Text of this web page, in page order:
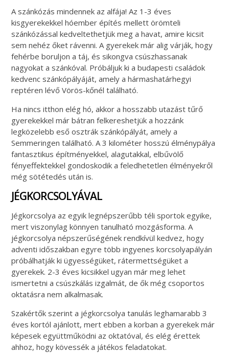
A szánkózás mindennek az alfája! Az 1-3 éves
kisgyerekekkel hóember építés mellett örömteli
szánkózással kedveltethetjük meg a havat, amire kicsit
sem nehéz őket rávenni. A gyerekek már alig várják, hogy
fehérbe boruljon a táj, és sikongva csúszhassanak
nagyokat a szánkóval. Próbáljuk ki a budapesti családok
kedvenc szánkópályáját, amely a hármashatárhegyi
reptéren lévő Vörös-kőnél található.
Ha nincs itthon elég hó, akkor a hosszabb utazást tűrő
gyerekekkel már bátran felkereshetjük a hozzánk
legközelebb eső osztrák szánkópályát, amely a
Semmeringen található. A 3 kilométer hosszú élménypálya
fantasztikus építményekkel, alagutakkal, elbűvölő
fényeffektekkel gondoskodik a feledhetetlen élményekről
még sötétedés után is.
JÉGKORCSOLYÁVAL
Jégkorcsolya az egyik legnépszerűbb téli sportok egyike,
mert viszonylag könnyen tanulható mozgásforma. A
jégkorcsolya népszerűségének rendkívül kedvez, hogy
adventi időszakban egyre több ingyenes korcsolyapályán
próbálhatják ki ügyességüket, rátermettségüket a
gyerekek. 2-3 éves kicsikkel ugyan már meg lehet
ismertetni a csúszkálás izgalmát, de ők még csoportos
oktatásra nem alkalmasak.
Szakértők szerint a jégkorcsolya tanulás leghamarabb 3
éves kortól ajánlott, mert ebben a korban a gyerekek már
képesek együttműködni az oktatóval, és elég érettek
ahhoz, hogy kövessék a játékos feladatokat.